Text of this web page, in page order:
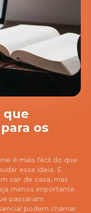
que
os
é mais fácil do que
essa ideia. É
sair de casa, mas
menos importante.
passariam
podem chamar